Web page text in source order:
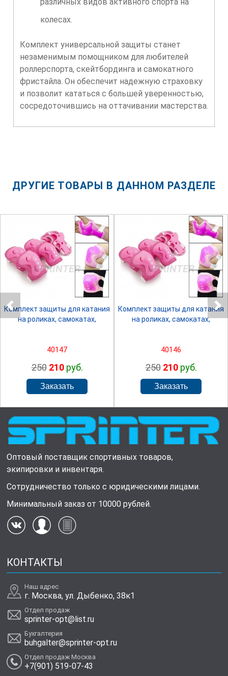
колесах.
Комплект универсальной защиты станет
незаменимым помощником для любителей
роллерспорта, скейтбординга и самокатного
фристайла. Он обеспечит надежную страховку
и позволит кататься с большей уверенностью,
сосредоточившись на оттачивании мастерства.
ДРУГИЕ ТОВАРЫ В ДАННОМ РАЗДЕЛЕ
SPRINTER
Комплект защиты для катания
на роликах, самокатах,
40147
250 210руб.
SPRINTER
Комплект защиты для катания
на роликах, самокатах,
40146
250 210руб.
Оптовый поставщик спортивных товаров,
экипировки и инвентаря.
Сотрудничество только с юридическими лицами.
Минимальный заказ от 10000 рублей.
КОНТАКТЫ
Наш адрес
г. Москва, ул. Дыбенко, 38к1
Отдел продаж
sprinter-opt@list.ru
Бухгалтерия
buhgalter@sprinter-opt.ru
Отдел продаж Москва
+7(901) 519-07-43